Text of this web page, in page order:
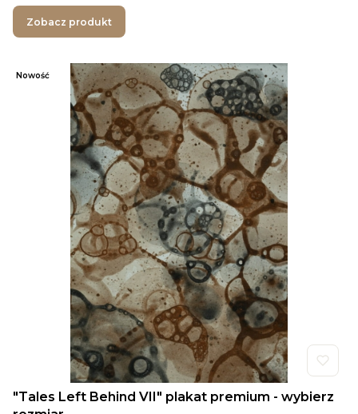
Zobacz produkt
Nowość
"Tales Left Behind VII" plakat premium - wybierz